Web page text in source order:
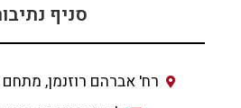
סניף
רח' אברהם רוזנמן, מתחם